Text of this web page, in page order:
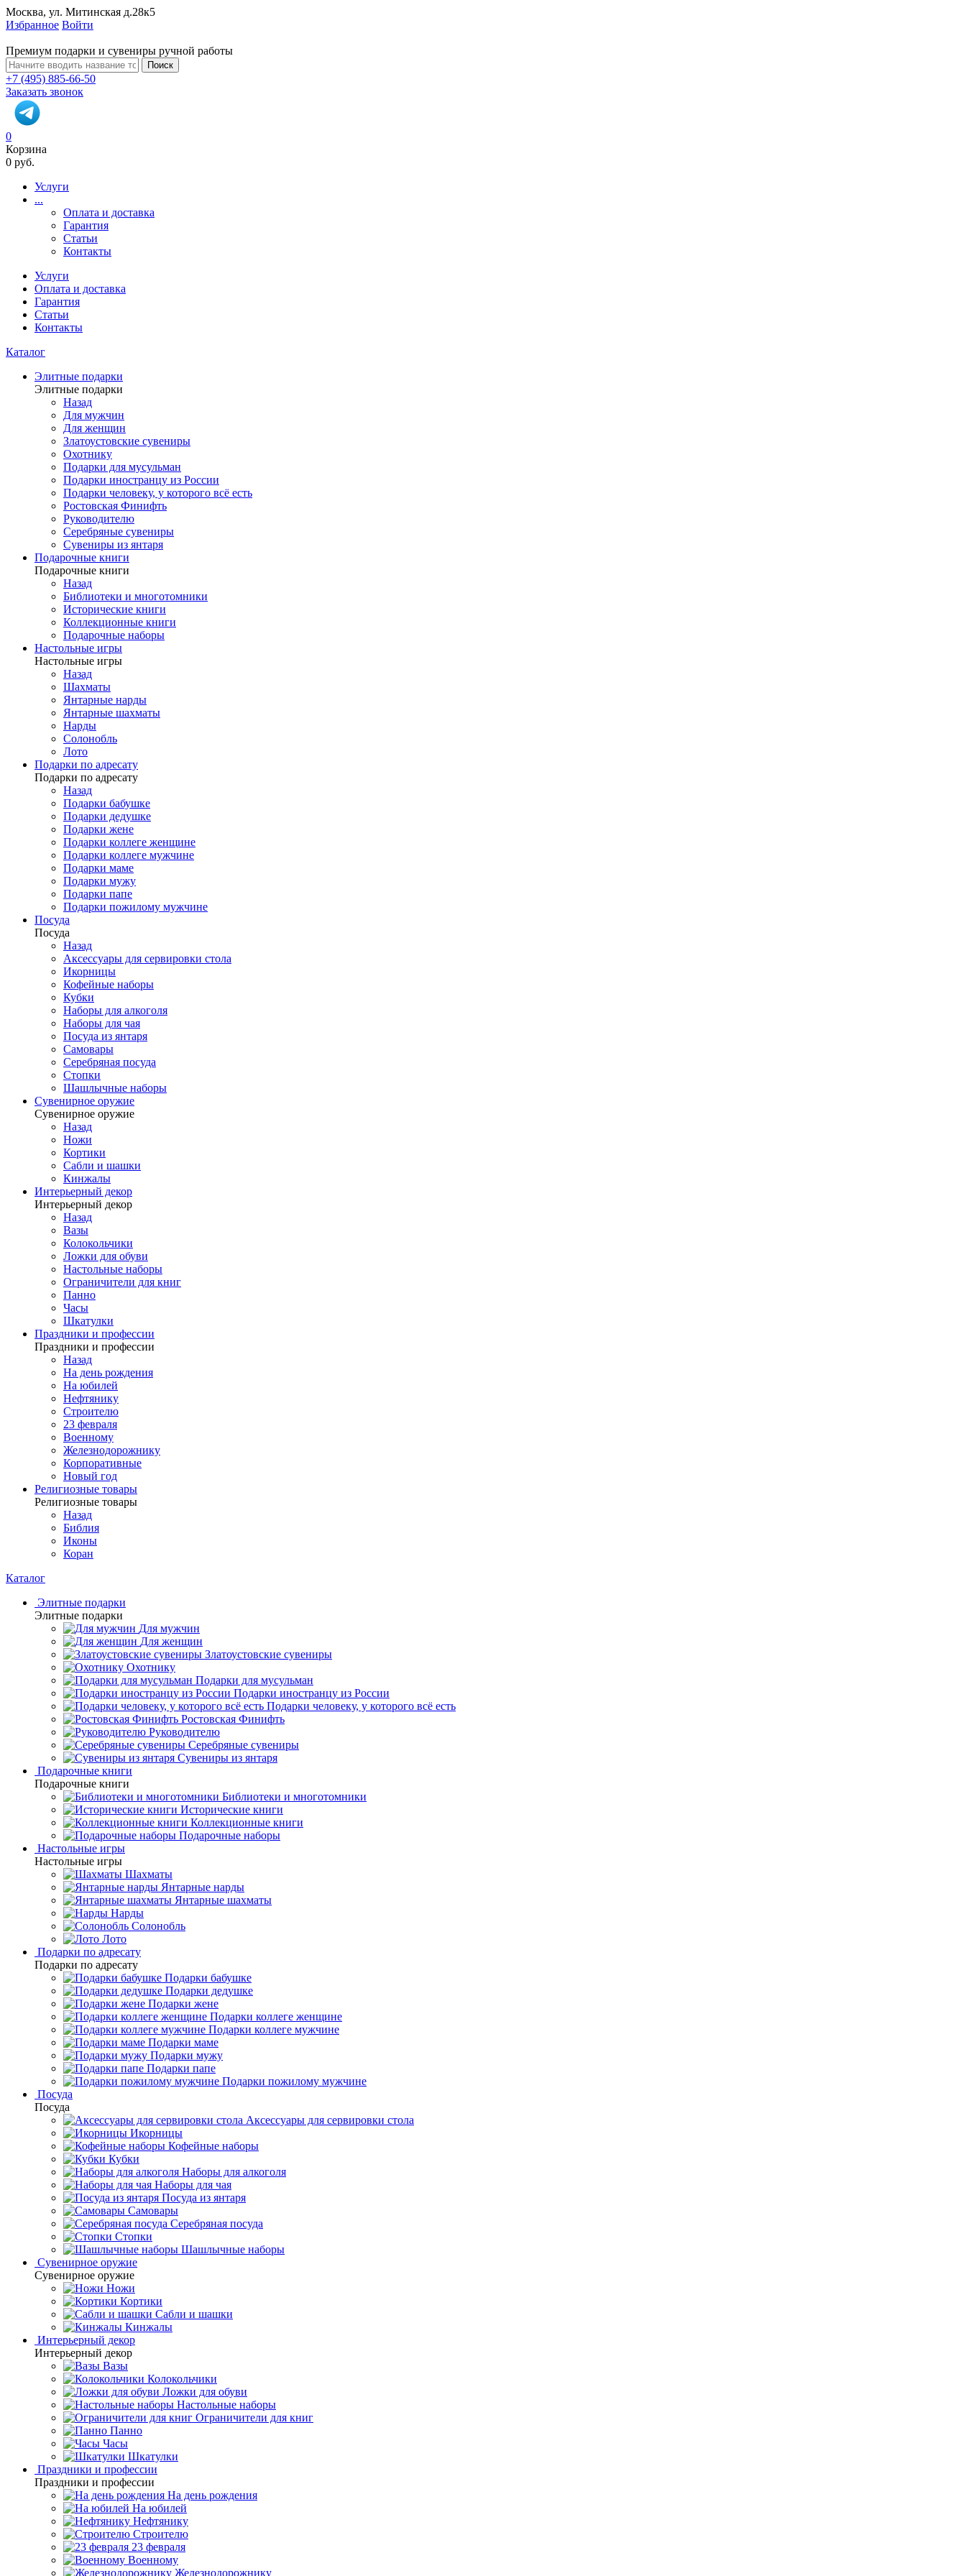
Москва, ул. Митинская д.28к5
Избранное Войти
Премиум подарки и сувениры ручной работы
Поиск
+7 (495) 885-66-50
Заказать звонок
0
Корзина
0 руб.
Услуги
...
Оплата и доставка
Гарантия
Статьи
Контакты
Услуги
Оплата и доставка
Гарантия
Статьи
Контакты
Каталог
Элитные подарки
Элитные подарки
Назад
Для мужчин
Для женщин
Златоустовские сувениры
Охотнику
Подарки для мусульман
Подарки иностранцу из России
Подарки человеку, у которого всё есть
Ростовская Финифть
Руководителю
Серебряные сувениры
Сувениры из янтаря
Подарочные книги
Подарочные книги
Назад
Библиотеки и многотомники
Исторические книги
Коллекционные книги
Подарочные наборы
Настольные игры
Настольные игры
Назад
Шахматы
Янтарные нарды
Янтарные шахматы
Нарды
Солонобль
Лото
Подарки по адресату
Подарки по адресату
Назад
Подарки бабушке
Подарки дедушке
Подарки жене
Подарки коллеге женщине
Подарки коллеге мужчине
Подарки маме
Подарки мужу
Подарки папе
Подарки пожилому мужчине
Посуда
Посуда
Назад
Аксессуары для сервировки стола
Икорницы
Кофейные наборы
Кубки
Наборы для алкоголя
Наборы для чая
Посуда из янтаря
Самовары
Серебряная посуда
Стопки
Шашлычные наборы
Сувенирное оружие
Сувенирное оружие
Назад
Ножи
Кортики
Сабли и шашки
Кинжалы
Интерьерный декор
Интерьерный декор
Назад
Вазы
Колокольчики
Ложки для обуви
Настольные наборы
Ограничители для книг
Панно
Часы
Шкатулки
Праздники и профессии
Праздники и профессии
Назад
На день рождения
На юбилей
Нефтянику
Строителю
23 февраля
Военному
Железнодорожнику
Корпоративные
Новый год
Религиозные товары
Религиозные товары
Назад
Библия
Иконы
Коран
Каталог
Элитные подарки
Элитные подарки
Для мужчин
Для женщин
Златоустовские сувениры
Охотнику
Подарки для мусульман
Подарки иностранцу из России
Подарки человеку, у которого всё есть
Ростовская Финифть
Руководителю
Серебряные сувениры
Сувениры из янтаря
Подарочные книги
Подарочные книги
Библиотеки и многотомники
Исторические книги
Коллекционные книги
Подарочные наборы
Настольные игры
Настольные игры
Шахматы
Янтарные нарды
Янтарные шахматы
Нарды
Солонобль
Лото
Подарки по адресату
Подарки по адресату
Подарки бабушке
Подарки дедушке
Подарки жене
Подарки коллеге женщине
Подарки коллеге мужчине
Подарки маме
Подарки мужу
Подарки папе
Подарки пожилому мужчине
Посуда
Посуда
Аксессуары для сервировки стола
Икорницы
Кофейные наборы
Кубки
Наборы для алкоголя
Наборы для чая
Посуда из янтаря
Самовары
Серебряная посуда
Стопки
Шашлычные наборы
Сувенирное оружие
Сувенирное оружие
Ножи
Кортики
Сабли и шашки
Кинжалы
Интерьерный декор
Интерьерный декор
Вазы
Колокольчики
Ложки для обуви
Настольные наборы
Ограничители для книг
Панно
Часы
Шкатулки
Праздники и профессии
Праздники и профессии
На день рождения
На юбилей
Нефтянику
Строителю
23 февраля
Военному
Железнодорожнику